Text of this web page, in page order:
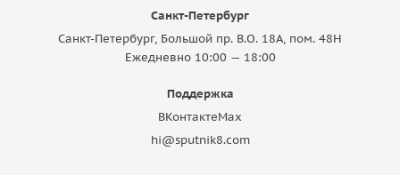
Санкт-Петербург
Санкт-Петербург, Большой пр. В.О. 18A, пом. 48Н
Ежедневно 10:00 — 18:00
Поддержка
ВКонтактеMax
hi@sputnik8.com